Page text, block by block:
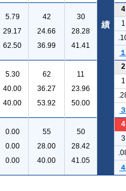
5.79
29.17
62.50
42
24.66
36.99
30
28.28
41.41
4
1
１
5.30
40.00
40.00
62
36.27
53.92
11
23.96
50.00
2
1
３
0.00
0.00
0.00
55
28.00
40.00
50
28.42
41.05
4
3
４
績